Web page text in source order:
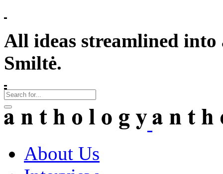
All ideas streamlined
Smiltė.
About Us